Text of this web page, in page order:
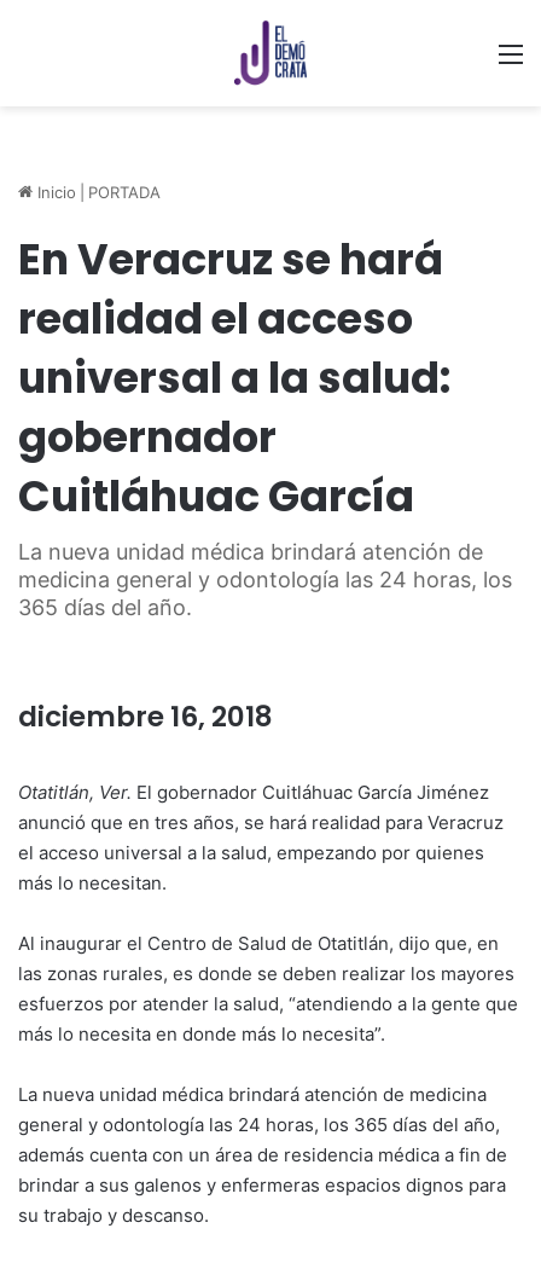
Inicio PORTADA
En Veracruz se hará
realidad el acceso
universal a la salud:
gobernador
Cuitláhuac García
La nueva unidad médica brindará atención de
medicina general y odontología las 24 horas, los
365 días del año.
diciembre 16, 2018
Otatitlán, Ver. El gobernador Cuitláhuac García Jiménez
anunció que en tres años, se hará realidad para Veracruz
el acceso universal a la salud, empezando por quienes
más lo necesitan.
Al inaugurar el Centro de Salud de Otatitlán, dijo que, en
las zonas rurales, es donde se deben realizar los mayores
esfuerzos por atender la salud, “atendiendo a la gente que
más lo necesita en donde más lo necesita”.
La nueva unidad médica brindará atención de medicina
general y odontología las 24 horas, los 365 días del año,
además cuenta con un área de residencia médica a fin de
brindar a sus galenos y enfermeras espacios dignos para
su trabajo y descanso.